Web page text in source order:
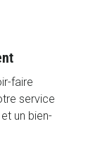
faire
service
un bien-